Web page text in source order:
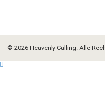
© 2026 Heavenly Calling. Alle